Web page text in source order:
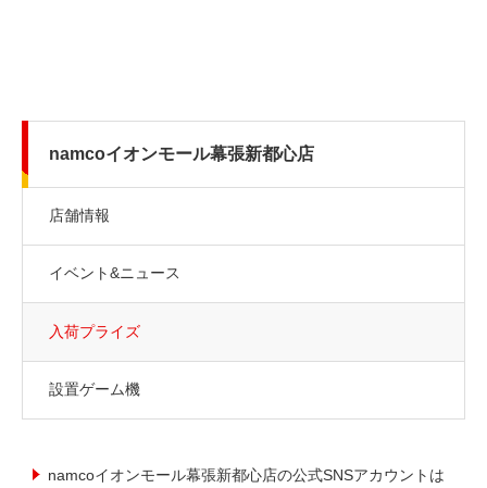
namcoイオンモール幕張新都心店
店舗情報
イベント&ニュース
入荷プライズ
設置ゲーム機
namcoイオンモール幕張新都心店の公式SNSアカウントは